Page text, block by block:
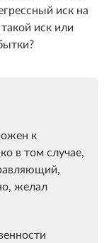
иск на
иск или
?
к
в том случае,
желал